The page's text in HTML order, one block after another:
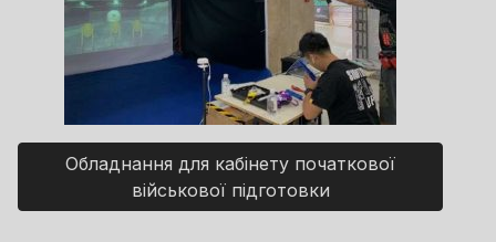
Обладнання для кабінету початкової
військової підготовки